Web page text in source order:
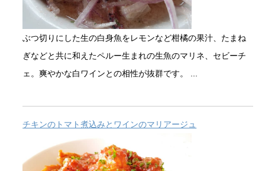
ぶつ切りにした生の白身魚をレモンなど柑橘の果汁、たまね
ぎなどと共に和えたペルー生まれの生魚のマリネ、セビーチ
ェ。爽やかな白ワインとの相性が抜群です。 ...
チキンのトマト煮込みとワインのマリアージュ